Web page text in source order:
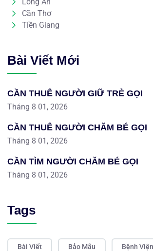
Cần Thơ
Tiền Giang
Bài Viết Mới
CẦN THUÊ NGƯỜI GIỮ TRẺ GỌI
Tháng 8 01, 2026
CẦN THUÊ NGƯỜI CHĂM BÉ GỌI
Tháng 8 01, 2026
CẦN TÌM NGƯỜI CHĂM BÉ GỌI
Tháng 8 01, 2026
Tags
Bài Viết Bảo Mẫu Bệnh Viện